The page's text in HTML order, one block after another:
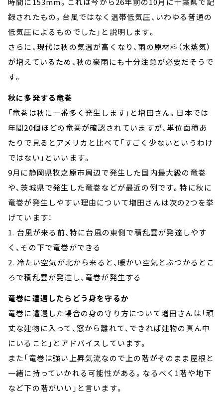
録されたもの。台風ではなく温帯低気圧、いわゆる普通の
低気圧によるものでした」と説明します。
さらに、現代は秋の気温が高くなり、雨の原材料（水蒸気）
が増えているため、秋の豪雨にも十分注意が必要だそうで
す。
秋に多発する竜巻
「竜巻は秋に一番多く発生します」と増田さん。日本では
年間20個ほどの竜巻が確認されていますが、単位面積あ
たりで見るとアメリカと比べて「すごく少ないというわけ
ではない」といいます。
9月に静岡県牧之原市周辺で発生した国内最大級の竜巻
や、茨城県で発生した竜巻などが最近の例です。特に秋に
竜巻が発生しやすい理由について増田さんは次の2つを挙
げています：
1. 台風が来る前、特に台風の東側で積乱雲が発達しやす
く、その下で竜巻ができる
2. 冷たい空気が北から来ると、暖かい空気とぶつかるとこ
ろで積乱雲が発達し、竜巻が発生する
竜巻に遭遇したらどう身を守るか
竜巻に遭遇した場合の身の守り方について増田さんは「頑
丈な建物に入って、窓から離れて、できれば建物の真ん中
にいること」とアドバイスしています。
また「竜巻は強い上昇気流なので上の階がそのまま屋根と
一緒に持っていかれる可能性がある。なるべく1階や地下
など下の階がいい」と言います。